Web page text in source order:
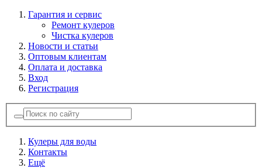
Гарантия и сервис
Ремонт кулеров
Чистка кулеров
Новости и статьи
Оптовым клиентам
Оплата и доставка
Вход
Регистрация
Кулеры для воды
Контакты
Ещё